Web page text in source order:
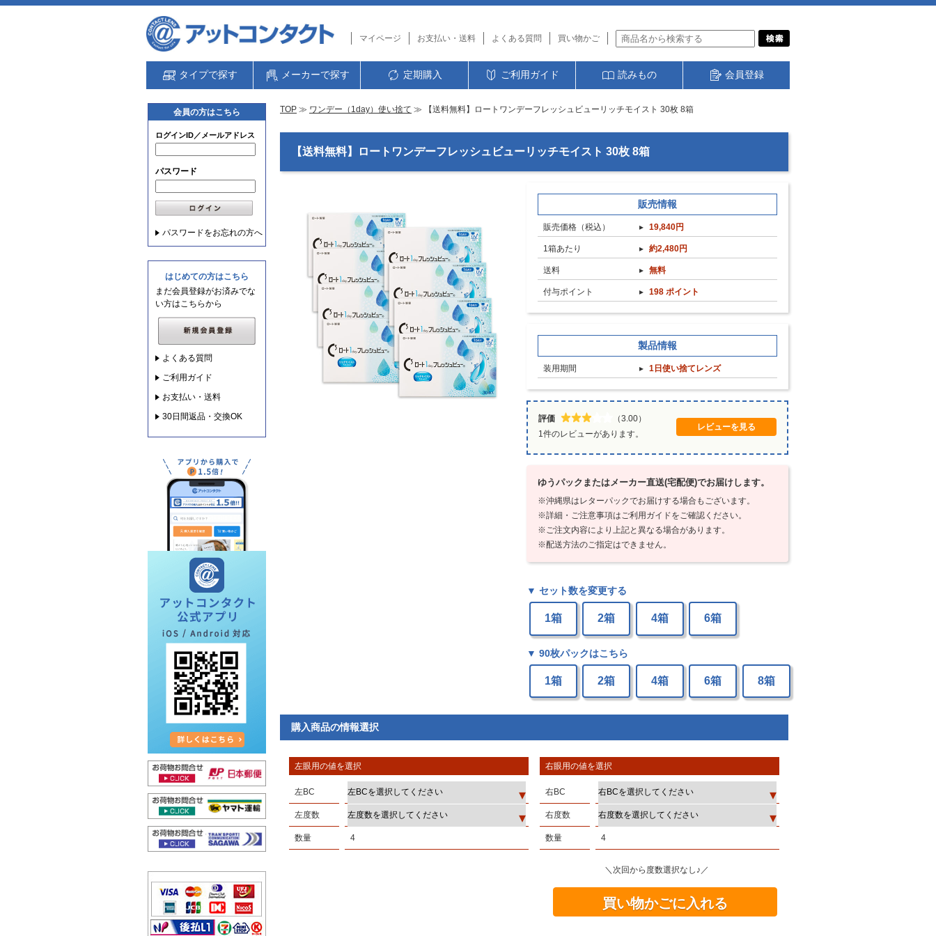
マイページ お支払い・送料 よくある質問 買い物かご
タイプで探す メーカーで探す 定期購入 ご利用ガイド 読みもの 会員登録
会員の方はこちら
ログインID／メールアドレス
パスワード
パスワードをお忘れの方へ
はじめての方はこちら
まだ会員登録がお済みでな
い方はこちらから
よくある質問
ご利用ガイド
お支払い・送料
30日間返品・交換OK
TOP ≫ ワンデー（1day）使い捨て ≫ 【送料無料】ロートワンデーフレッシュビューリッチモイスト 30枚 8箱
【送料無料】ロートワンデーフレッシュビューリッチモイスト 30枚 8箱
販売情報
販売価格（税込） 19,840円
1箱あたり 約2,480円
送料 無料
付与ポイント 198 ポイント
製品情報
装用期間 1日使い捨てレンズ
評価
（3.00）
1件のレビューがあります。
レビューを見る
ゆうパックまたはメーカー直送(宅配便)でお届けします。
沖縄県はレターパックでお届けする場合もございます。
詳細・ご注意事項はご利用ガイドをご確認ください。
ご注文内容により上記と異なる場合があります。
配送方法のご指定はできません。
▼ セット数を変更する
1箱 2箱 4箱 6箱
▼ 90枚パックはこちら
1箱 2箱 4箱 6箱 8箱
購入商品の情報選択
右眼用の値を選択
右BC
右度数
数量 4
左眼用の値を選択
左BC
左度数
数量 4
＼次回から度数選択なし♪／
買い物かごに入れる